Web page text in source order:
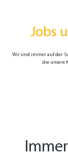
Jobs
Wir sind immer auf der
die unsere